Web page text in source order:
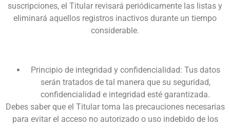
suscripciones, el Titular revisará periódicamente las listas y
eliminará aquellos registros inactivos durante un tiempo
considerable.
Principio de integridad y confidencialidad: Tus datos
serán tratados de tal manera que su seguridad,
confidencialidad e integridad esté garantizada.
Debes saber que el Titular toma las precauciones necesarias
para evitar el acceso no autorizado o uso indebido de los